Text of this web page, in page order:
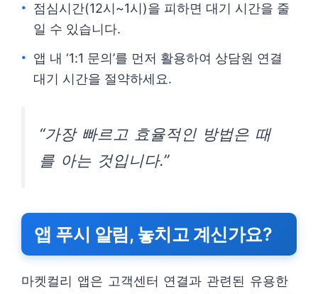
점심시간(12시~1시)을 피하면 대기 시간을 줄
일 수 있습니다.
앱 내 ‘1:1 문의’를 먼저 활용하여 상담원 연결
대기 시간을 절약하세요.
“가장 빠르고 효율적인 방법은 때
를 아는 것입니다.”
앱 푸시 알림, 놓치고 계신가요?
마켓컬리 앱은 고객센터 연결과 관련된 유용한